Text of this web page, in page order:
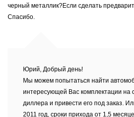
черный металлик?Если сделать
Спасибо.
Юрий, Добрый день!
Мы можем попытаться найти
интересующей Вас комплектации на
диллера и привести его под заказ.
2011 год, сроки прихода от 1,5